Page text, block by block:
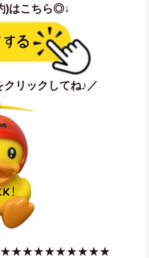
)はこちら◎↓
クリックしてね♪／